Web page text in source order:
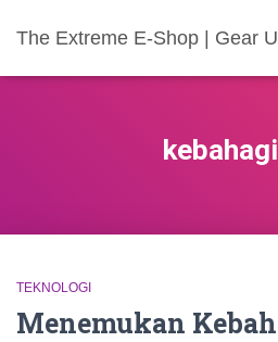
The Extreme E-Shop | Gear
TEKNOLOGI
Menemukan